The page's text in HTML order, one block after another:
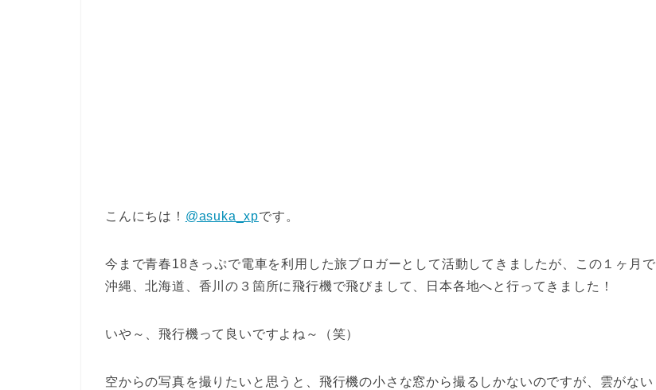
こんにちは！ @asuka_xpです。
今まで青春18きっぷで電車を利用した旅ブロガーとして活動してきましたが、この１ヶ月で
沖縄、北海道、香川の３箇所に飛行機で飛びまして、日本各地へと行ってきました！
いや～、飛行機って良いですよね～（笑）
空からの写真を撮りたいと思うと、飛行機の小さな窓から撮るしかないのですが、雲がない